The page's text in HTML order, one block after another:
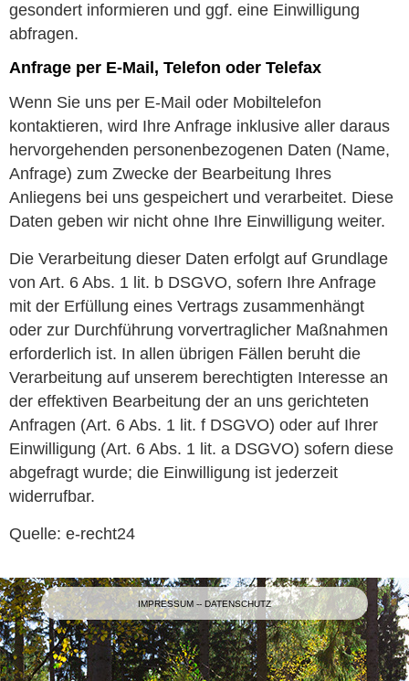
gesondert informieren und ggf. eine Einwilligung
abfragen.
Anfrage per E-Mail, Telefon oder Telefax
Wenn Sie uns per E-Mail oder Mobiltelefon
kontaktieren, wird Ihre Anfrage inklusive aller daraus
hervorgehenden personenbezogenen Daten (Name,
Anfrage) zum Zwecke der Bearbeitung Ihres
Anliegens bei uns gespeichert und verarbeitet. Diese
Daten geben wir nicht ohne Ihre Einwilligung weiter.
Die Verarbeitung dieser Daten erfolgt auf Grundlage
von Art. 6 Abs. 1 lit. b DSGVO, sofern Ihre Anfrage
mit der Erfüllung eines Vertrags zusammenhängt
oder zur Durchführung vorvertraglicher Maßnahmen
erforderlich ist. In allen übrigen Fällen beruht die
Verarbeitung auf unserem berechtigten Interesse an
der effektiven Bearbeitung der an uns gerichteten
Anfragen (Art. 6 Abs. 1 lit. f DSGVO) oder auf Ihrer
Einwilligung (Art. 6 Abs. 1 lit. a DSGVO) sofern diese
abgefragt wurde; die Einwilligung ist jederzeit
widerrufbar.
Quelle: e-recht24
IMPRESSUM -- DATENSCHUTZ